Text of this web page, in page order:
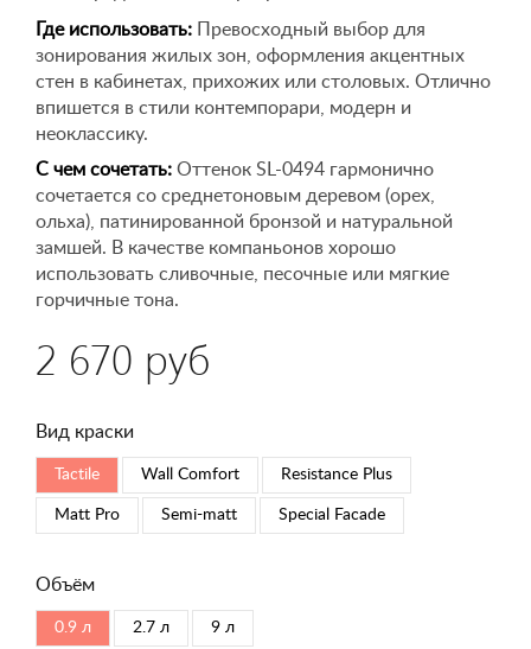
Где использовать: Превосходный выбор для
зонирования жилых зон, оформления акцентных
стен в кабинетах, прихожих или столовых. Отлично
впишется в стили контемпорари, модерн и
неоклассику.
С чем сочетать: Оттенок SL-0494 гармонично
сочетается со среднетоновым деревом (орех,
ольха), патинированной бронзой и натуральной
замшей. В качестве компаньонов хорошо
использовать сливочные, песочные или мягкие
горчичные тона.
2 670 руб
Вид краски
Tactile Wall Comfort Resistance Plus
Matt Pro Semi-matt Special Faсade
Объём
0.9 л 2.7 л 9 л